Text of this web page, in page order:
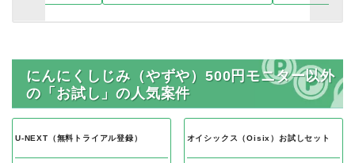
にんにくしじみ（やずや）500円モニター以外
の「お試し」の人気案件
U-NEXT（無料トライアル登録） オイシックス（Oisix）お試しセット